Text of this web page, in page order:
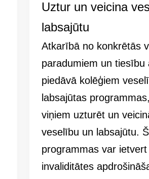
Uztur un veicina
labsajūtu
Atkarībā no konkrētās
paradumiem un tiesību
piedāvā kolēģiem
labsajūtas
viņiem uzturēt un
veselību un labsajūtu.
programmas var
invaliditātes